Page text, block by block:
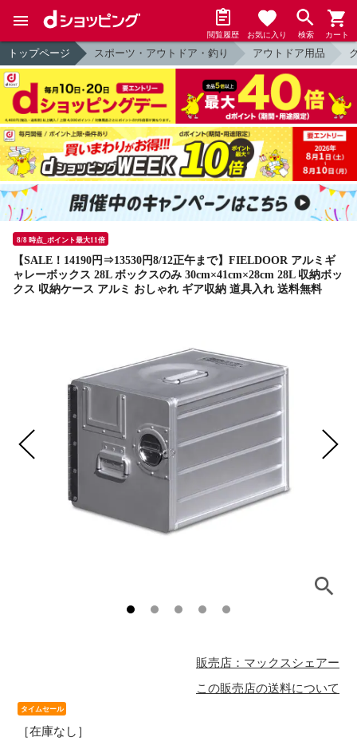
閲覧履歴 お気に入り 検索 カート
トップページ スポーツ・アウトドア・釣り アウトドア用品
8/8 時点_ポイント最大11倍
【SALE！14190円⇒13530円8/12正午まで】FIELDOOR アルミギ
ャレーボックス 28L ボックスのみ 30cm×41cm×28cm 28L 収納ボッ
クス 収納ケース アルミ おしゃれ ギア収納 道具入れ 送料無料
販売店：マックスシェアー
この販売店の送料について
タイムセール
［在庫なし］